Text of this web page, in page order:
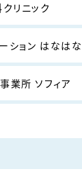
リニック
ション はなはな
業所 ソフィア